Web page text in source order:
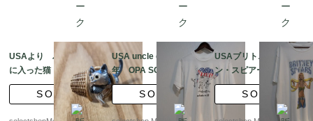
USAより バスケット
に入った猫 ブロー
チ ゴールドトーンの
金属 エナメル
SOLD
USA uncle duke 88
年 OPA SCREEN ST
ARS BEST コットン
ポリ ホワイト Tシャ
ツ
SOLD
USAブリトニー・ジー
ン・スピアーズ（Britn
ey Jean Spears ホワ
イト Tシャツ XLサ
イズ 蛇 コットン
SOLD